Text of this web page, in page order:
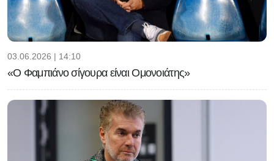
03.06.2026 | 14:10
«Ο Φαμπιάνο σίγουρα είναι Ομονοιάτης»